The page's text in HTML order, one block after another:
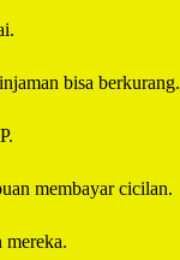
bisa berkurang.
membayar cicilan.
mereka.